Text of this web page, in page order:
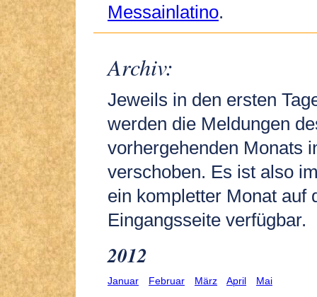
Messainlatino.
Archiv:
Jeweils in den ersten
werden die Meldungen
vorhergehenden Monats
verschoben. Es ist also
ein kompletter Monat auf
Eingangsseite verfügbar.
2012
Januar Februar März April Mai